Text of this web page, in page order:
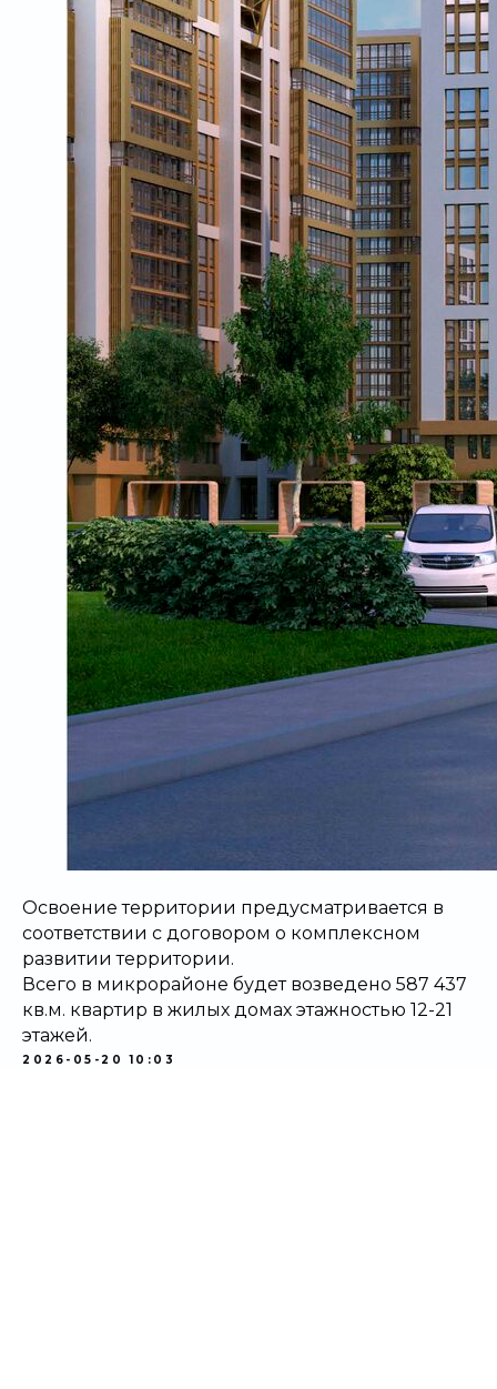
Освоение территории предусматривается в
соответствии с договором о комплексном
развитии территории.
Всего в микрорайоне будет возведено 587 437
кв.м. квартир в жилых домах этажностью 12-21
этажей.
2026-05-20 10:03